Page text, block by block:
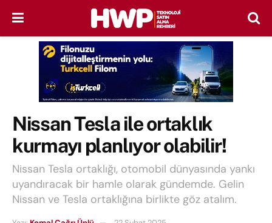
Nissan Tesla ile ortaklık
kurmayı planlıyor olabilir!
Nissan Tesla ortaklığı, otomobil dünyasında yankı
uyandıracak bir hamle olarak gündemde. Gelin
Nissan ve Tesla ortaklığına birlikte göz atalım.